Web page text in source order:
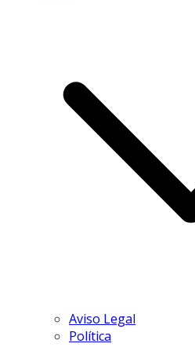
Aviso Legal
Política